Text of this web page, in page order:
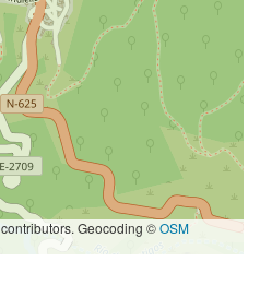
contributors. Geocoding ©OSM